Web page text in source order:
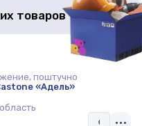
товаров
поштучно
«Адель»